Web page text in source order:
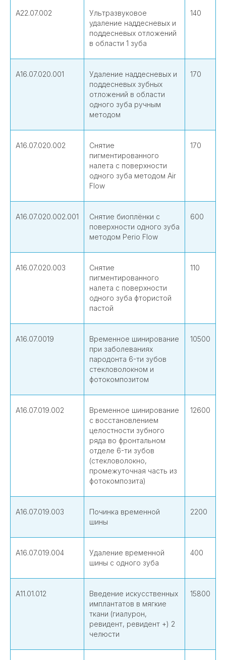
А22.07.002
Ультразвуковое
удаление наддесневых и
поддесневых отложений
в области 1 зуба
140
А16.07.020.001
Удаление наддесневых и
поддесневых зубных
отложений в области
одного зуба ручным
методом
170
А16.07.020.002
Снятие
пигментированного
налета с поверхности
одного зуба методом Air
Flow
170
А16.07.020.002.001
Снятие биоплёнки с
поверхности одного зуба
методом Perio Flow
600
А16.07.020.003
Снятие
пигментированного
налета с поверхности
одного зуба фтористой
пастой
110
А16.07.0019
Временное шинирование
при заболеваниях
пародонта 6-ти зубов
стекловолокном и
фотокомпозитом
10500
А16.07.019.002
Временное шинирование
с восстановлением
целостности зубного
ряда во фронтальном
отделе 6-ти зубов
(стекловолокно,
промежуточная часть из
фотокомпозита)
12600
А16.07.019.003
Починка временной
шины
2200
А16.07.019.004
Удаление временной
шины с одного зуба
400
А11.01.012
Введение искусственных
имплантатов в мягкие
ткани (гиалурон,
ревидент, ревидент +) 2
челюсти
15800